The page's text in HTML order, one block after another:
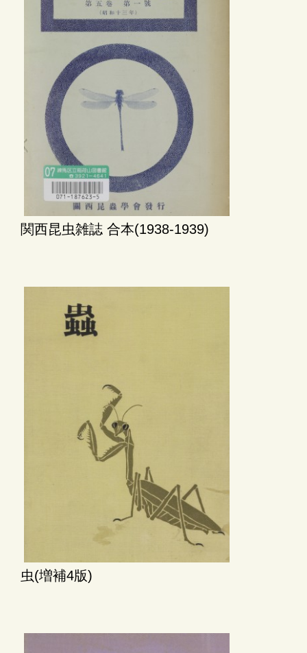
関西昆虫雑誌 合本(1938-1939)
虫(増補4版)